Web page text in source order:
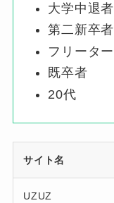
大学中退者
第二新卒者
フリーター
既卒者
20代
サイト名
UZUZ